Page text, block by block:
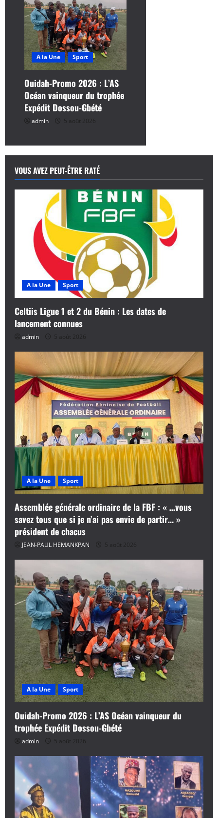
A la Une Sport
Ouidah-Promo 2026 : L’AS
Océan vainqueur du trophée
Expédit Dossou-Gbété
admin 5 août 2026
VOUS AVEZ PEUT-ÊTRE RATÉ
A la Une Sport
Celtiis Ligue 1 et 2 du Bénin : Les dates de
lancement connues
admin 5 août 2026
A la Une Sport
Assemblée générale ordinaire de la FBF : « …vous
savez tous que si je n’ai pas envie de partir… »
président de chacus
JEAN-PAUL HEMANKPAN 5 août 2026
A la Une Sport
Ouidah-Promo 2026 : L’AS Océan vainqueur du
trophée Expédit Dossou-Gbété
admin 5 août 2026